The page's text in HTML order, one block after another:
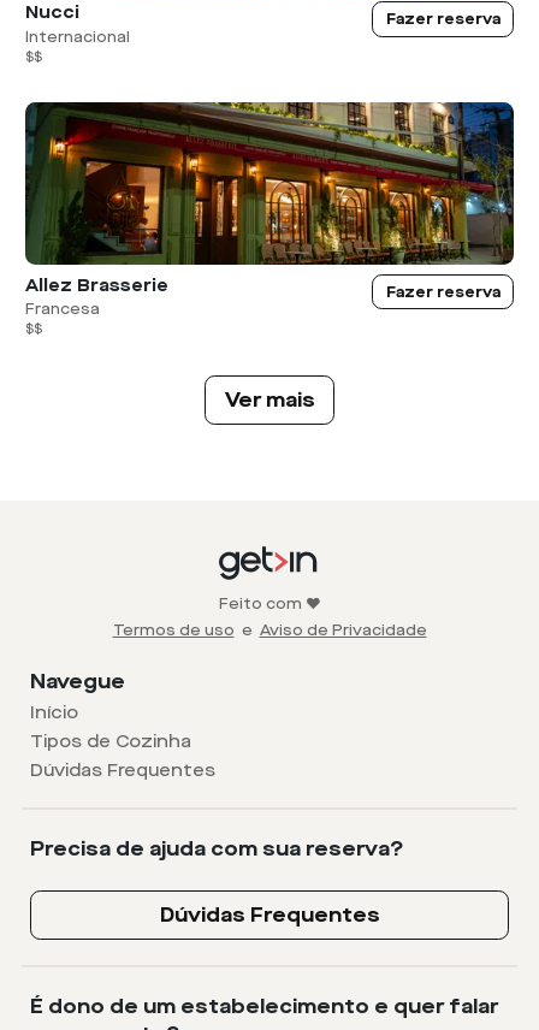
Nucci
Internacional
$$
Fazer reserva
Allez Brasserie
Francesa
$$
Fazer reserva
Ver mais
Feito com ❤️
Termos de uso e Aviso de Privacidade
Navegue
Início
Tipos de Cozinha
Dúvidas Frequentes
Precisa de ajuda com sua reserva?
Dúvidas Frequentes
É dono de um estabelecimento e quer falar